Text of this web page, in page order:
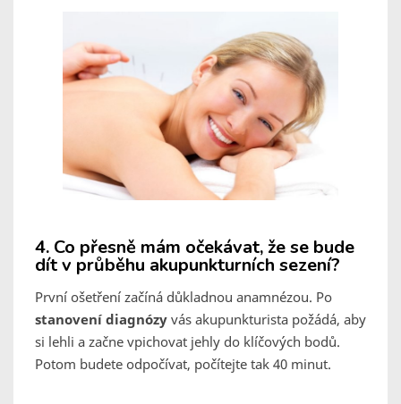
4. Co přesně mám očekávat, že se bude
dít v průběhu akupunkturních sezení?
První ošetření začíná důkladnou anamnézou. Po
stanovení diagnózy vás akupunkturista požádá, aby
si lehli a začne vpichovat jehly do klíčových bodů.
Potom budete odpočívat, počítejte tak 40 minut.